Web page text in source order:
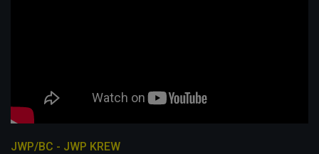
JWP/BC - JWP KREW